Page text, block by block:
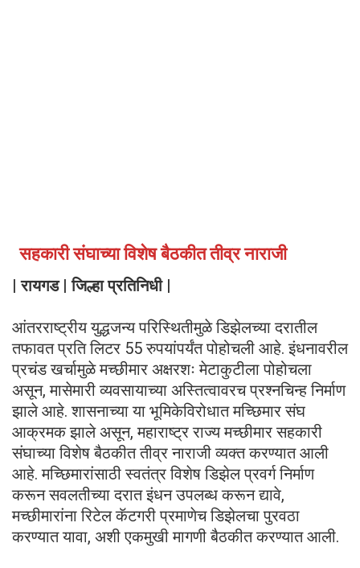
सहकारी संघाच्या विशेष बैठकीत तीव्र नाराजी
| रायगड | जिल्हा प्रतिनिधी |
आंतरराष्ट्रीय युद्धजन्य परिस्थितीमुळे डिझेलच्या दरातील
तफावत प्रति लिटर 55 रुपयांपर्यंत पोहोचली आहे. इंधनावरील
प्रचंड खर्चामुळे मच्छीमार अक्षरशः मेटाकुटीला पोहोचला
असून, मासेमारी व्यवसायाच्या अस्तित्वावरच प्रश्नचिन्ह निर्माण
झाले आहे. शासनाच्या या भूमिकेविरोधात मच्छिमार संघ
आक्रमक झाले असून, महाराष्ट्र राज्य मच्छीमार सहकारी
संघाच्या विशेष बैठकीत तीव्र नाराजी व्यक्त करण्यात आली
आहे. मच्छिमारांसाठी स्वतंत्र विशेष डिझेल प्रवर्ग निर्माण
करून सवलतीच्या दरात इंधन उपलब्ध करून द्यावे,
मच्छीमारांना रिटेल कॅटगरी प्रमाणेच डिझेलचा पुरवठा
करण्यात यावा, अशी एकमुखी मागणी बैठकीत करण्यात आली.